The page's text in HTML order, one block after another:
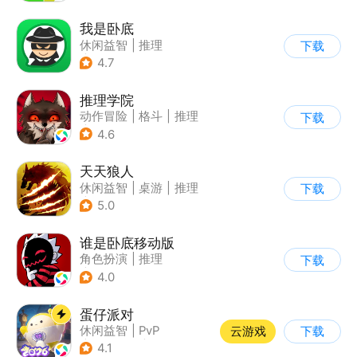
我是卧底
休闲益智
推理
| 派对游戏
4.7
下载
推理学院
动作冒险 格斗
推理
| 狼人杀
4.6
下载
天天狼人
休闲益智 桌游
推理
| 狼人杀
5.0
下载
谁是卧底移动版
角色扮演
推理
| 谁是卧底
4.0
下载
蛋仔派对
休闲益智
PvP
| 派对游戏
4.1
云游戏 下载